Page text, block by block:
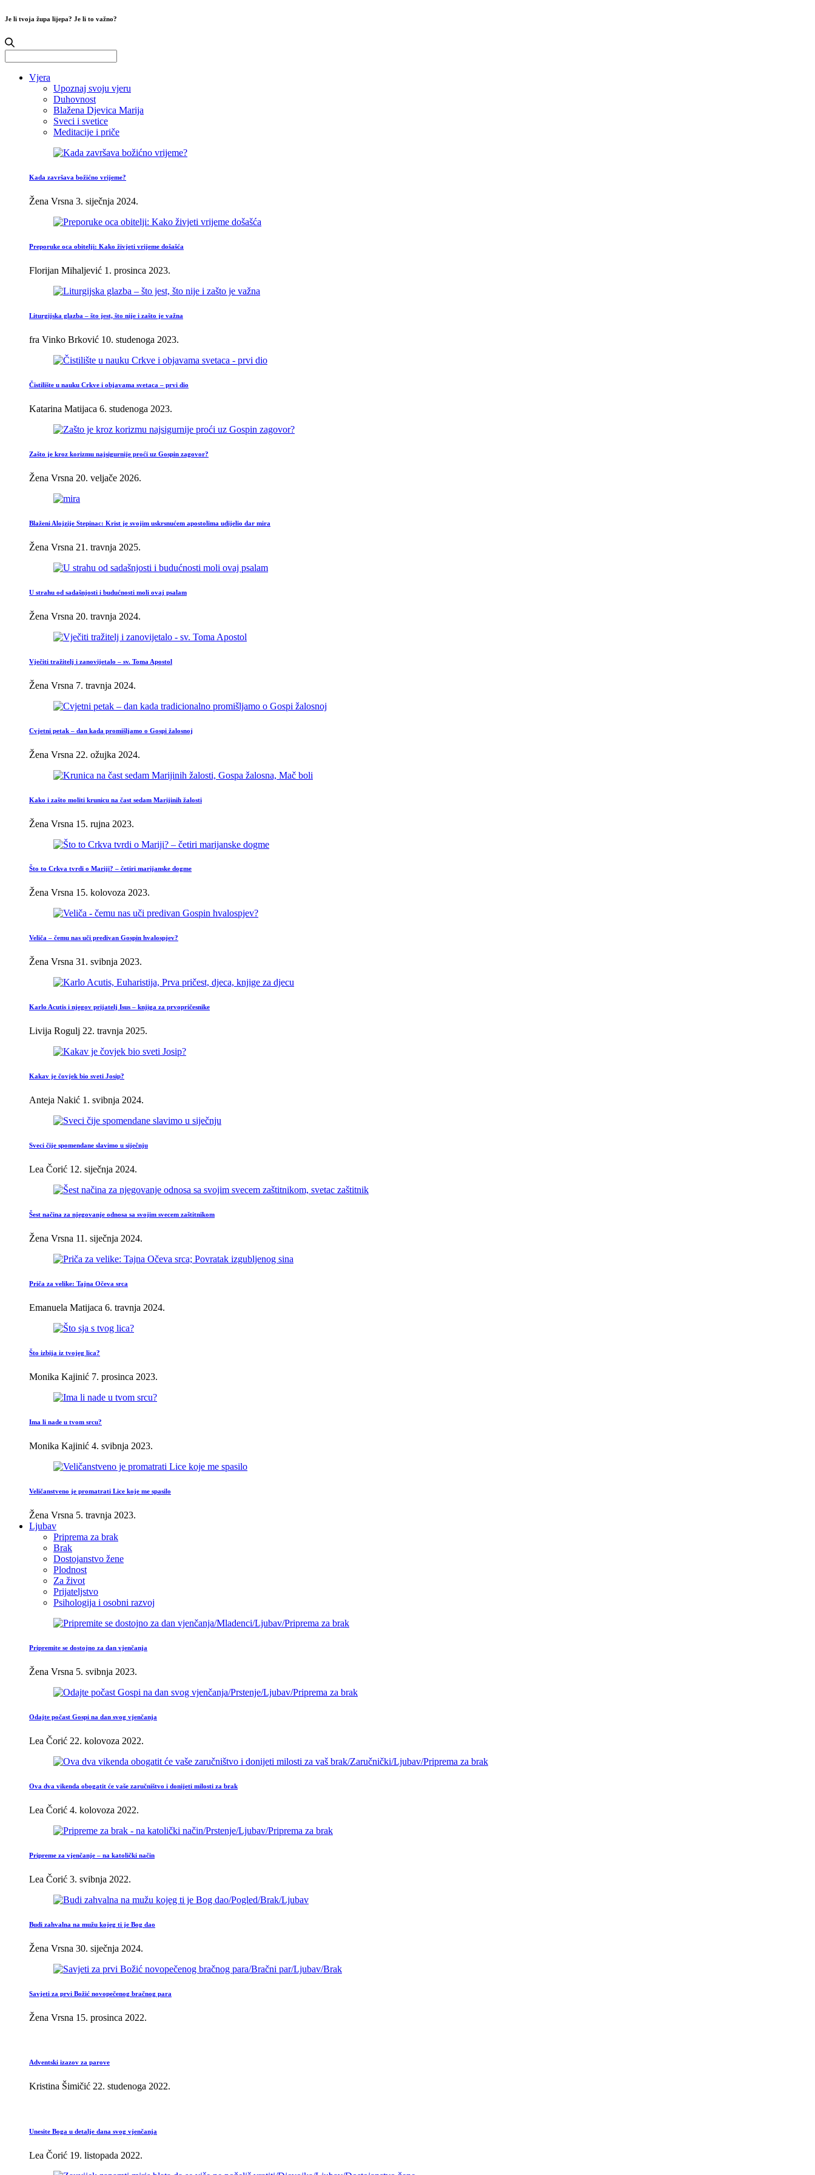
Je li tvoja župa lijepa? Je li to važno?
for:
Vjera
Upoznaj svoju vjeru
Duhovnost
Blažena Djevica Marija
Sveci i svetice
Meditacije i priče
Kada završava božićno vrijeme?
Žena Vrsna 3. siječnja 2024.
Preporuke oca obitelji: Kako živjeti vrijeme došašća
Florijan Mihaljević 1. prosinca 2023.
Liturgijska glazba – što jest, što nije i zašto je važna
fra Vinko Brković 10. studenoga 2023.
Čistilište u nauku Crkve i objavama svetaca – prvi dio
Katarina Matijaca 6. studenoga 2023.
Zašto je kroz korizmu najsigurnije proći uz Gospin zagovor?
Žena Vrsna 20. veljače 2026.
Blaženi Alojzije Stepinac: Krist je svojim uskrsnućem apostolima udijelio dar mira
Žena Vrsna 21. travnja 2025.
U strahu od sadašnjosti i budućnosti moli ovaj psalam
Žena Vrsna 20. travnja 2024.
Vječiti tražitelj i zanovijetalo – sv. Toma Apostol
Žena Vrsna 7. travnja 2024.
Cvjetni petak – dan kada promišljamo o Gospi žalosnoj
Žena Vrsna 22. ožujka 2024.
Kako i zašto moliti krunicu na čast sedam Marijinih žalosti
Žena Vrsna 15. rujna 2023.
Što to Crkva tvrdi o Mariji? – četiri marijanske dogme
Žena Vrsna 15. kolovoza 2023.
Veliča – čemu nas uči predivan Gospin hvalospjev?
Žena Vrsna 31. svibnja 2023.
Karlo Acutis i njegov prijatelj Isus – knjiga za prvopričesnike
Livija Rogulj 22. travnja 2025.
Kakav je čovjek bio sveti Josip?
Anteja Nakić 1. svibnja 2024.
Sveci čije spomendane slavimo u siječnju
Lea Čorić 12. siječnja 2024.
Šest načina za njegovanje odnosa sa svojim svecem zaštitnikom
Žena Vrsna 11. siječnja 2024.
Priča za velike: Tajna Očeva srca
Emanuela Matijaca 6. travnja 2024.
Što izbija iz tvojeg lica?
Monika Kajinić 7. prosinca 2023.
Ima li nade u tvom srcu?
Monika Kajinić 4. svibnja 2023.
Veličanstveno je promatrati Lice koje me spasilo
Žena Vrsna 5. travnja 2023.
Ljubav
Priprema za brak
Brak
Dostojanstvo žene
Plodnost
Za život
Prijateljstvo
Psihologija i osobni razvoj
Pripremite se dostojno za dan vjenčanja
Žena Vrsna 5. svibnja 2023.
Odajte počast Gospi na dan svog vjenčanja
Lea Čorić 22. kolovoza 2022.
Ova dva vikenda obogatit će vaše zaručništvo i donijeti milosti za brak
Lea Čorić 4. kolovoza 2022.
Pripreme za vjenčanje – na katolički način
Lea Čorić 3. svibnja 2022.
Budi zahvalna na mužu kojeg ti je Bog dao
Žena Vrsna 30. siječnja 2024.
Savjeti za prvi Božić novopečenog bračnog para
Žena Vrsna 15. prosinca 2022.
Adventski izazov za parove
Kristina Šimičić 22. studenoga 2022.
Unesite Boga u detalje dana svog vjenčanja
Lea Čorić 19. listopada 2022.